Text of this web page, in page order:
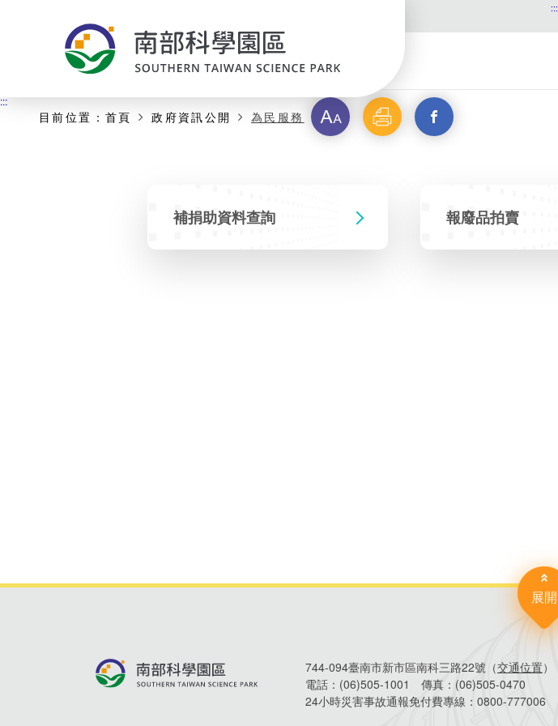
:::
主要內容開始
:::
目前位置： 首頁 政府資訊公開 為民服務 字 列 另
補捐助資料查詢 報廢品拍賣
展開
744-094臺南市新市區南科三路22號（交通位置）
電話： (06)505-1001 傳真： (06)505-0470
24小時災害事故通報免付費專線： 0800-777006